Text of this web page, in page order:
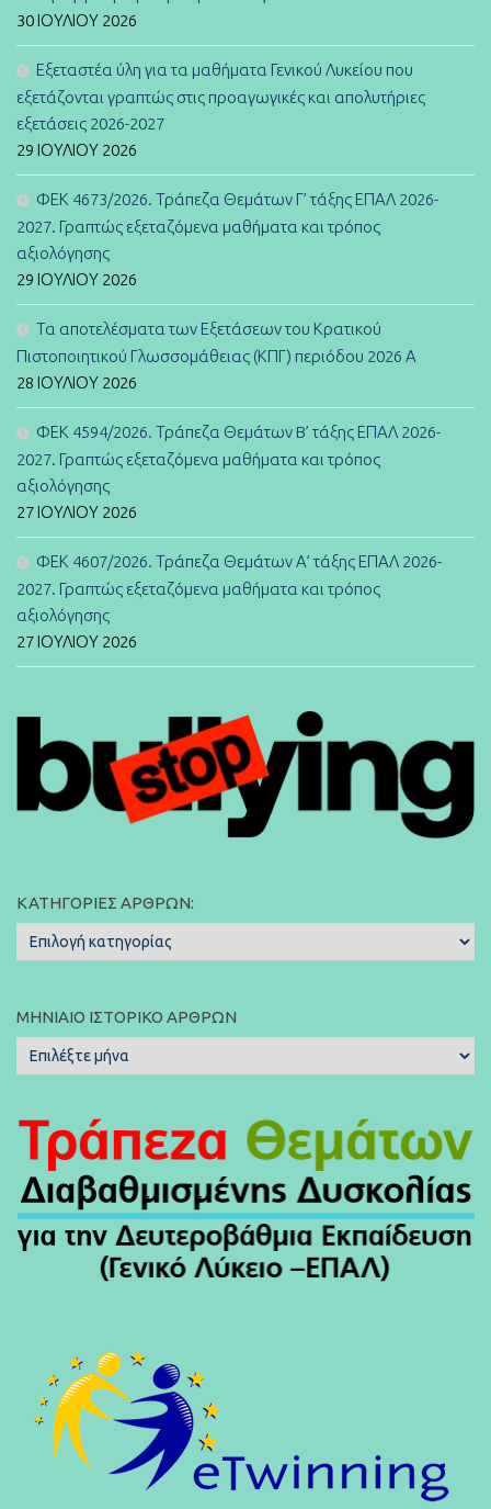
30 ΙΟΥΛΊΟΥ 2026
Εξεταστέα ύλη για τα μαθήματα Γενικού Λυκείου που
εξετάζονται γραπτώς στις προαγωγικές και απολυτήριες
εξετάσεις 2026-2027
29 ΙΟΥΛΊΟΥ 2026
ΦΕΚ 4673/2026. Τράπεζα Θεμάτων Γ’ τάξης ΕΠΑΛ 2026-
2027. Γραπτώς εξεταζόμενα μαθήματα και τρόπος
αξιολόγησης
29 ΙΟΥΛΊΟΥ 2026
Τα αποτελέσματα των Εξετάσεων του Κρατικού
Πιστοποιητικού Γλωσσομάθειας (ΚΠΓ) περιόδου 2026 Α
28 ΙΟΥΛΊΟΥ 2026
ΦΕΚ 4594/2026. Τράπεζα Θεμάτων B’ τάξης ΕΠΑΛ 2026-
2027. Γραπτώς εξεταζόμενα μαθήματα και τρόπος
αξιολόγησης
27 ΙΟΥΛΊΟΥ 2026
ΦΕΚ 4607/2026. Τράπεζα Θεμάτων Α’ τάξης ΕΠΑΛ 2026-
2027. Γραπτώς εξεταζόμενα μαθήματα και τρόπος
αξιολόγησης
27 ΙΟΥΛΊΟΥ 2026
ΚΑΤΗΓΟΡΊΕΣ ΆΡΘΡΩΝ:
Κατηγορίες
Άρθρων:
ΜΗΝΙΑΊΟ ΙΣΤΟΡΙΚΌ ΆΡΘΡΩΝ
Μηνιαίο
Ιστορικό